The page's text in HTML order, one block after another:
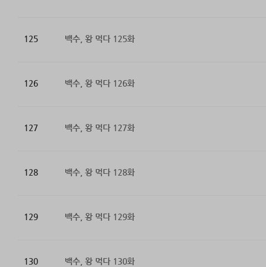
125 백수, 왕 먹다 125화
126 백수, 왕 먹다 126화
127 백수, 왕 먹다 127화
128 백수, 왕 먹다 128화
129 백수, 왕 먹다 129화
130 백수, 왕 먹다 130화